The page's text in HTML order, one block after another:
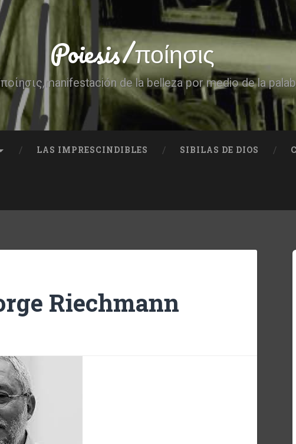
Poiesis/ποίησις
de la belleza por medio de la
LAS IMPRESCINDIBLES SIBILAS DE DIOS
Riechmann